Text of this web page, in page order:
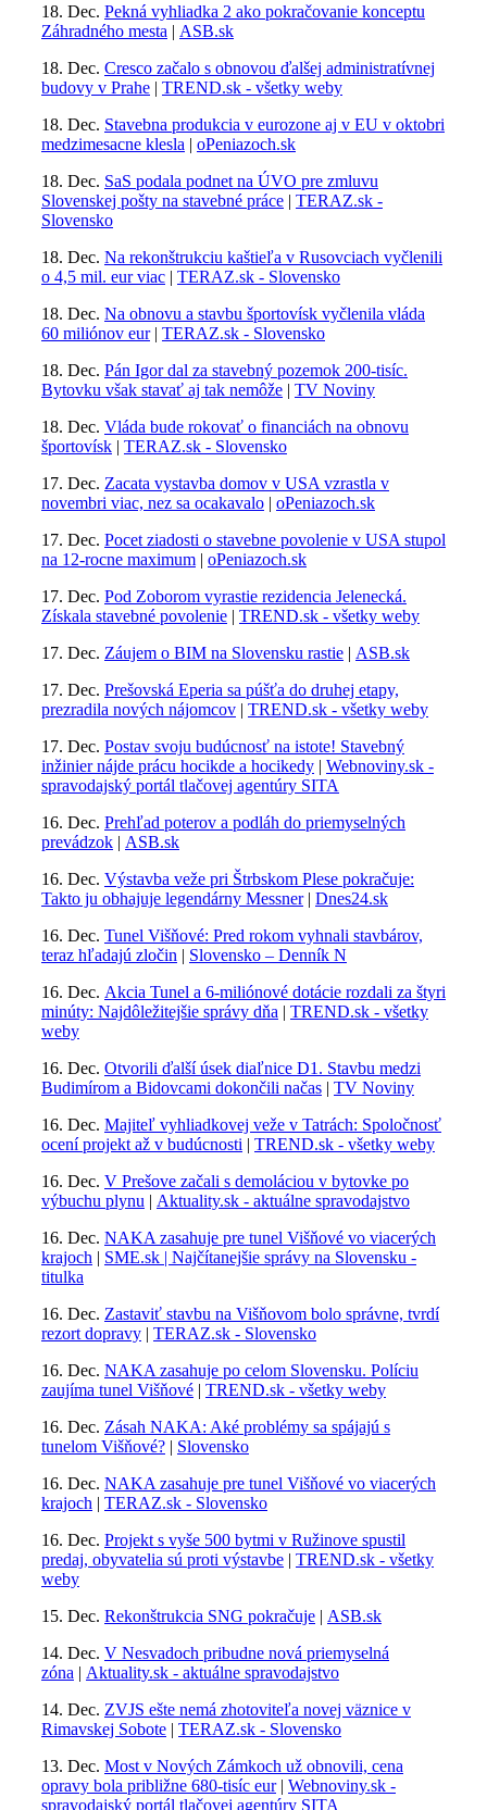
18. Dec. Pekná vyhliadka 2 ako pokračovanie konceptu
Záhradného mesta | ASB.sk
18. Dec. Cresco začalo s obnovou ďalšej administratívnej
budovy v Prahe | TREND.sk - všetky weby
18. Dec. Stavebna produkcia v eurozone aj v EU v oktobri
medzimesacne klesla | oPeniazoch.sk
18. Dec. SaS podala podnet na ÚVO pre zmluvu
Slovenskej pošty na stavebné práce | TERAZ.sk -
Slovensko
18. Dec. Na rekonštrukciu kaštieľa v Rusovciach vyčlenili
o 4,5 mil. eur viac | TERAZ.sk - Slovensko
18. Dec. Na obnovu a stavbu športovísk vyčlenila vláda
60 miliónov eur| TERAZ.sk - Slovensko
18. Dec. Pán Igor dal za stavebný pozemok 200-tisíc.
Bytovku však stavať aj tak nemôže | TV Noviny
18. Dec. Vláda bude rokovať o financiách na obnovu
športovísk | TERAZ.sk - Slovensko
17. Dec. Zacata vystavba domov v USA vzrastla v
novembri viac, nez sa ocakavalo | oPeniazoch.sk
17. Dec. Pocet ziadosti o stavebne povolenie v USA stupol
na 12-rocne maximum | oPeniazoch.sk
17. Dec. Pod Zoborom vyrastie rezidencia Jelenecká.
Získala stavebné povolenie | TREND.sk - všetky weby
17. Dec. Záujem o BIM na Slovensku rastie | ASB.sk
17. Dec. Prešovská Eperia sa púšťa do druhej etapy,
prezradila nových nájomcov | TREND.sk - všetky weby
17. Dec. Postav svoju budúcnosť na istote! Stavebný
inžinier nájde prácu hocikde a hocikedy | Webnoviny.sk -
spravodajský portál tlačovej agentúry SITA
16. Dec. Prehľad poterov a podláh do priemyselných
prevádzok | ASB.sk
16. Dec. Výstavba veže pri Štrbskom Plese pokračuje:
Takto ju obhajuje legendárny Messner| Dnes24.sk
16. Dec. Tunel Višňové: Pred rokom vyhnali stavbárov,
teraz hľadajú zločin | Slovensko – Denník N
16. Dec. Akcia Tunel a 6-miliónové dotácie rozdali za štyri
minúty: Najdôležitejšie správy dňa | TREND.sk - všetky
weby
16. Dec. Otvorili ďalší úsek diaľnice D1. Stavbu medzi
Budimírom a Bidovcami dokončili načas | TV Noviny
16. Dec. Majiteľ vyhliadkovej veže v Tatrách: Spoločnosť
ocení projekt až v budúcnosti | TREND.sk - všetky weby
16. Dec. V Prešove začali s demoláciou v bytovke po
výbuchu plynu | Aktuality.sk - aktuálne spravodajstvo
16. Dec. NAKA zasahuje pre tunel Višňové vo viacerých
krajoch | SME.sk | Najčítanejšie správy na Slovensku -
titulka
16. Dec. Zastaviť stavbu na Višňovom bolo správne, tvrdí
rezort dopravy | TERAZ.sk - Slovensko
16. Dec. NAKA zasahuje po celom Slovensku. Políciu
zaujíma tunel Višňové | TREND.sk - všetky weby
16. Dec. Zásah NAKA: Aké problémy sa spájajú s
tunelom Višňové? | Slovensko
16. Dec. NAKA zasahuje pre tunel Višňové vo viacerých
krajoch | TERAZ.sk - Slovensko
16. Dec. Projekt s vyše 500 bytmi v Ružinove spustil
predaj, obyvatelia sú proti výstavbe | TREND.sk - všetky
weby
15. Dec. Rekonštrukcia SNG pokračuje | ASB.sk
14. Dec. V Nesvadoch pribudne nová priemyselná
zóna | Aktuality.sk - aktuálne spravodajstvo
14. Dec. ZVJS ešte nemá zhotoviteľa novej väznice v
Rimavskej Sobote | TERAZ.sk - Slovensko
13. Dec. Most v Nových Zámkoch už obnovili, cena
opravy bola približne 680-tisíc eur| Webnoviny.sk -
spravodajský portál tlačovej agentúry SITA